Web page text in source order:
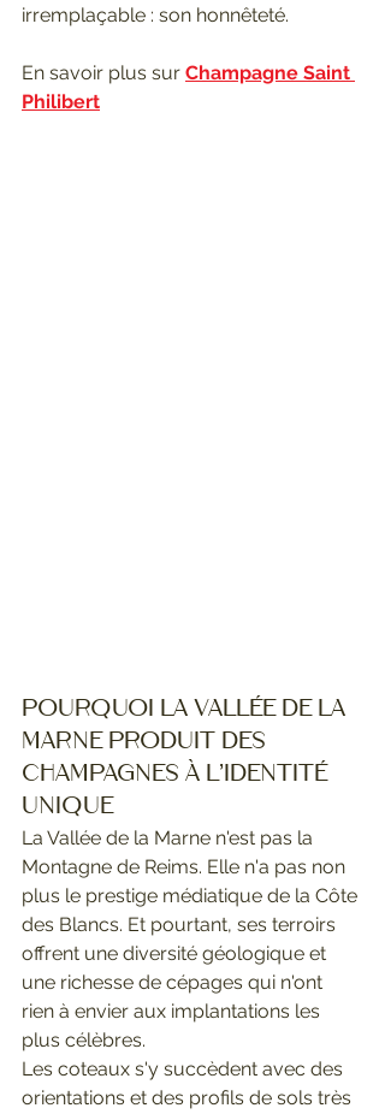
irremplaçable : son honnêteté.
En savoir plus sur Champagne Saint
Philibert
Pourquoi la Vallée de la
Marne produit des
champagnes à l'identité
unique
La Vallée de la Marne n'est pas la
Montagne de Reims. Elle n'a pas non
plus le prestige médiatique de la Côte
des Blancs. Et pourtant, ses terroirs
offrent une diversité géologique et
une richesse de cépages qui n'ont
rien à envier aux implantations les
plus célèbres.
Les coteaux s'y succèdent avec des
orientations et des profils de sols très